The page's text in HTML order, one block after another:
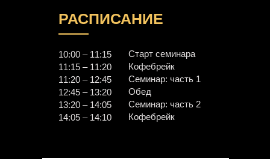
10:00 – 11:15
11:15 – 11:20
11:20 – 12:45
12:45 – 13:20
13:20 – 14:05
14:05 – 14:10
РАСПИСАНИЕ
Старт семинара
Кофебрейк
Семинар: часть 1
Обед
Семинар: часть 2
Кофебрейк